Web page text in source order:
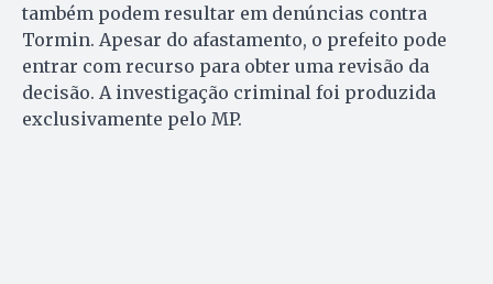
também podem resultar em denúncias contra
Tormin. Apesar do afastamento, o prefeito pode
entrar com recurso para obter uma revisão da
decisão. A investigação criminal foi produzida
exclusivamente pelo MP.